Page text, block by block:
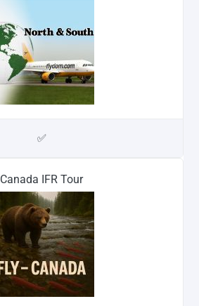
✅
Canada IFR Tour